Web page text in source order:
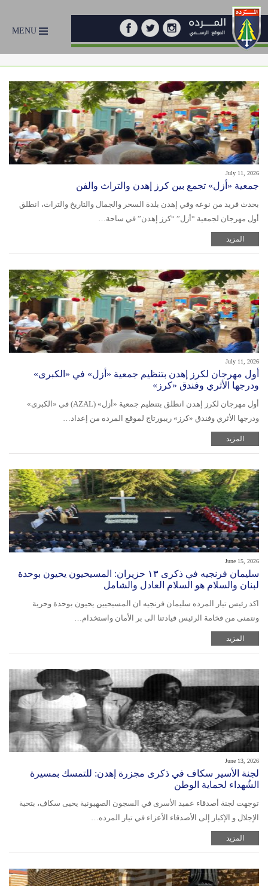
MENU
July 11, 2026
جمعية «أزل» تجمع بين كرز إهدن والتراث والفن
بحدث فريد من نوعه وفي إهدن بلدة السحر والجمال والتاريخ والتراث، انطلق
أول مهرجان لجمعية “أزل” “كرز إهدن” في ساحة…
المزيد
July 11, 2026
أول مهرجان لكرز إهدن بتنظيم جمعية «أزل» في «الكبرى»
ودرجها الأثري وفندق «كرز»
أول مهرجان لكرز إهدن انطلق بتنظيم جمعية «أزل» (AZAL) في «الكبرى»
ودرجها الأثري وفندق «كرز» ريبورتاج لموقع المرده من إعداد…
المزيد
June 15, 2026
سليمان فرنجيه في ذكرى ١٣ حزيران: المسيحيون يحيون بوحدة
لبنان والسلام هو السلام العادل والشامل
اكد رئيس تيار المرده سليمان فرنجيه ان المسيحيين يحيون بوحدة وحرية
ونتمنى من فخامة الرئيس قيادتنا الى بر الأمان واستخدام…
المزيد
June 13, 2026
لجنة الأسير سكاف في ذكرى مجزرة إهدن: للتمسك بمسيرة
الشُهداء لحماية الوطن
توجهت لجنة أصدقاء عميد الأسرى في السجون الصهيونية يحيى سكاف، بتحية
الإجلال و الإكبار إلى الأصدقاء الأعزاء في تيار المرده…
المزيد